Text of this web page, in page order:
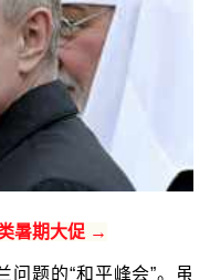
暑期大促 →
问题的“和平峰会”。虽